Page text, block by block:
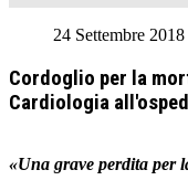
24 Settembre 2018
Cordoglio per la
Cardiologia
«Una grave perdita per